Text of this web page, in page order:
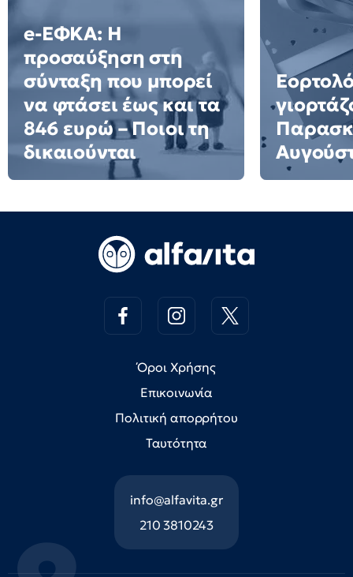
e-ΕΦΚΑ: Η
προσαύξηση στη
σύνταξη που μπορεί
να φτάσει έως και τα
846 ευρώ – Ποιοι τη
δικαιούνται
Όροι Χρήσης
Επικοινωνία
Πολιτική απορρήτου
Ταυτότητα
info@alfavita.gr
210 3810243